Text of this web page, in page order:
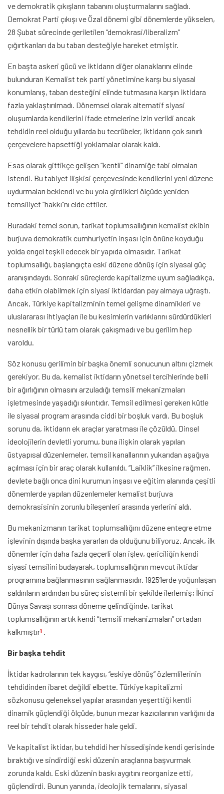
ve demokratik çıkışların tabanını oluşturmalarını sağladı.
Demokrat Parti çıkışı ve Özal dönemi gibi dönemlerde yükselen,
28 Şubat sürecinde geriletilen “demokrasi/liberalizm”
çığırtkanları da bu taban desteğiyle hareket etmiştir.
En başta askeri gücü ve iktidarın diğer olanaklarını elinde
bulunduran Kemalist tek parti yönetimine karşı bu siyasal
konumlanış, taban desteğini elinde tutmasına karşın iktidara
fazla yaklaştırılmadı. Dönemsel olarak alternatif siyasi
oluşumlarda kendilerini ifade etmelerine izin verildi ancak
tehdidin reel olduğu yıllarda bu tecrübeler, iktidarın çok sınırlı
çerçevelere hapsettiği yoklamalar olarak kaldı.
Esas olarak gittikçe gelişen “kentli” dinamiğe tabi olmaları
istendi. Bu tabiyet ilişkisi çerçevesinde kendilerini yeni düzene
uydurmaları beklendi ve bu yola girdikleri ölçüde yeniden
temsiliyet “hakkı”nı elde ettiler.
Buradaki temel sorun, tarikat toplumsallığının kemalist ekibin
burjuva demokratik cumhuriyetin inşası için önüne koyduğu
yolda engel teşkil edecek bir yapıda olmasıdır. Tarikat
toplumsallığı, başlangıçta eski düzene dönüş için siyasal güç
aranışındaydı. Sonraki süreçlerde kapitalizme uyum sağladıkça,
daha etkin olabilmek için siyasi iktidardan pay almaya uğraştı.
Ancak, Türkiye kapitalizminin temel gelişme dinamikleri ve
uluslararası ihtiyaçları ile bu kesimlerin varlıklarını sürdürdükleri
nesnellik bir türlü tam olarak çakışmadı ve bu gerilim hep
varoldu.
Söz konusu gerilimin bir başka önemli sonucunun altını çizmek
gerekiyor. Bu da, kemalist iktidarın yönetsel tercihlerinde belli
bir ağırlığının olmasını arzuladığı temsili mekanizmaları
işletmesinde yaşadığı sıkıntıdır. Temsil edilmesi gereken kütle
ile siyasal program arasında ciddi bir boşluk vardı. Bu boşluk
sorunu da, iktidarın ek araçlar yaratması ile çözüldü. Dinsel
ideolojilerin devletli yorumu, buna ilişkin olarak yapılan
üstyapısal düzenlemeler, temsil kanallarının yukarıdan aşağıya
açılması için bir araç olarak kullanıldı. “Laiklik” ilkesine rağmen,
devlete bağlı onca dini kurumun inşası ve eğitim alanında çeşitli
dönemlerde yapılan düzenlemeler kemalist burjuva
demokrasisinin zorunlu bileşenleri arasında yerlerini aldı.
Bu mekanizmanın tarikat toplumsallığını düzene entegre etme
işlevinin dışında başka yararları da olduğunu biliyoruz. Ancak, ilk
dönemler için daha fazla geçerli olan işlev, gericiliğin kendi
siyasi temsilini budayarak, toplumsallığının mevcut iktidar
programına bağlanmasının sağlanmasıdır. 1925’lerde yoğunlaşan
saldırıların ardından bu süreç sistemli bir şekilde ilerlemiş; İkinci
Dünya Savaşı sonrası döneme gelindiğinde, tarikat
toplumsallığının artık kendi “temsili mekanizmaları” ortadan
kalkmıştır1
Bir başka tehdit
İktidar kadrolarının tek kaygısı, “eskiye dönüş” özlemlilerinin
tehdidinden ibaret değildi elbette. Türkiye kapitalizmi
sözkonusu geleneksel yapılar arasından yeşerttiği kentli
dinamik güçlendiği ölçüde, bunun mezar kazıcılarının varlığını da
reel bir tehdit olarak hisseder hale geldi.
Ve kapitalist iktidar, bu tehdidi her hissedişinde kendi gerisinde
bıraktığı ve sindirdiği eski düzenin araçlarına başvurmak
zorunda kaldı. Eski düzenin baskı aygıtını reorganize etti,
güçlendirdi. Bunun yanında, ideolojik temalarını, siyasal